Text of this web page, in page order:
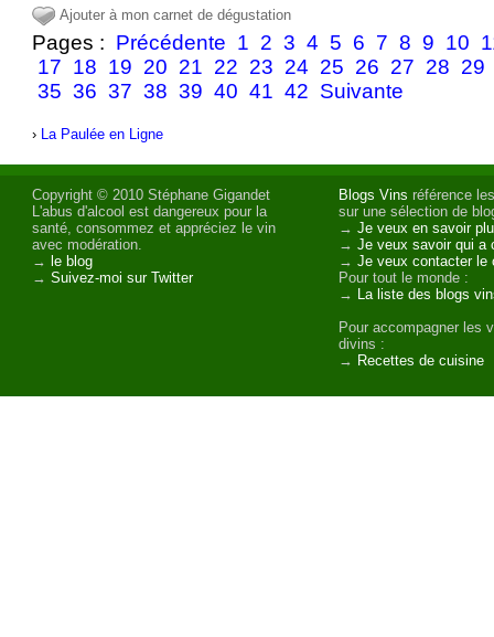
Ajouter à mon carnet de dégustation
Pages : Précédente 1 2 3 4 5 6 7 8 9 10
17 18 19 20 21 22 23 24 25 26 27 28 29
35 36 37 38 39 40 41 42 Suivante
› La Paulée en Ligne
Copyright © 2010 Stéphane Gigandet
L'abus d'alcool est dangereux pour la
santé, consommez et appréciez le vin
avec modération.
→ le blog
→Suivez-moi sur Twitter
Blogs Vins référence
sur une sélection de
→Je veux en savoir
→Je veux savoir qui a
→Je veux contacter le
Pour tout le monde :
→ La liste des blogs
Pour accompagner les
divins :
→ Recettes de cuisine